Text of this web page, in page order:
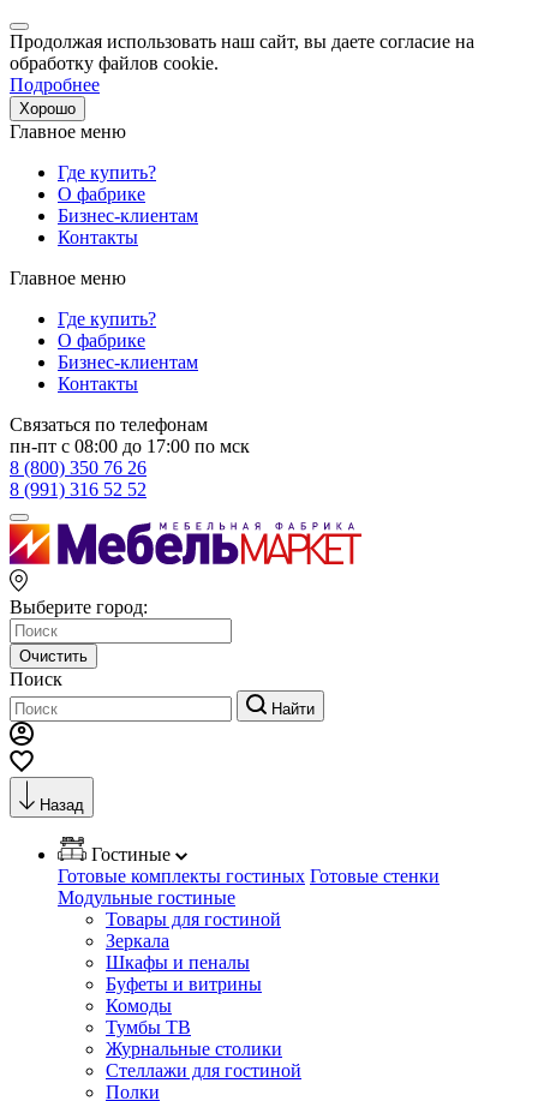
Продолжая использовать наш сайт, вы даете согласие на
обработку файлов cookie.
Подробнее
Хорошо
Главное меню
Где купить?
О фабрике
Бизнес-клиентам
Контакты
Главное меню
Где купить?
О фабрике
Бизнес-клиентам
Контакты
Связаться по телефонам
пн-пт с 08:00 до 17:00 по мск
8 (800) 350 76 26
8 (991) 316 52 52
Выберите город:
Очистить
Поиск
Найти
Назад
Гостиные
Готовые комплекты гостиных Готовые стенки
Модульные гостиные
Товары для гостиной
Зеркала
Шкафы и пеналы
Буфеты и витрины
Комоды
Тумбы ТВ
Журнальные столики
Стеллажи для гостиной
Полки